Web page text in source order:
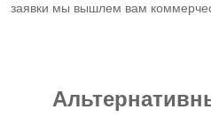
заявки мы вышлем вам